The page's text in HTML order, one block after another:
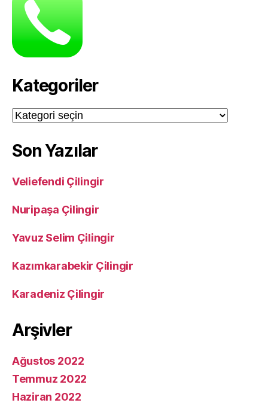
Kategoriler
Kategoriler
Son Yazılar
Veliefendi Çilingir
Nuripaşa Çilingir
Yavuz Selim Çilingir
Kazımkarabekir Çilingir
Karadeniz Çilingir
Arşivler
Ağustos 2022
Temmuz 2022
Haziran 2022